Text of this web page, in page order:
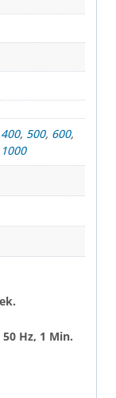
400, 500, 600,
1000
50 Hz, 1 Min.